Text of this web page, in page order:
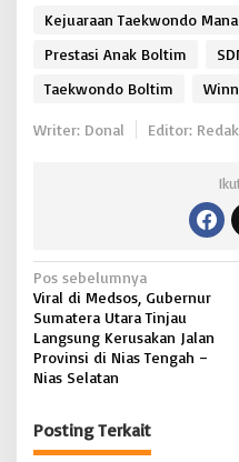
Kejuaraan Taekwondo
Prestasi Anak Boltim
Taekwondo Boltim
Writer: Donal Editor:
N
a
v
i
a
Pos sebelumnya
Viral di Medsos, Gubernur
Sumatera Utara Tinjau
Langsung Kerusakan Jalan
Provinsi di Nias Tengah –
Nias Selatan
Posting Terkait